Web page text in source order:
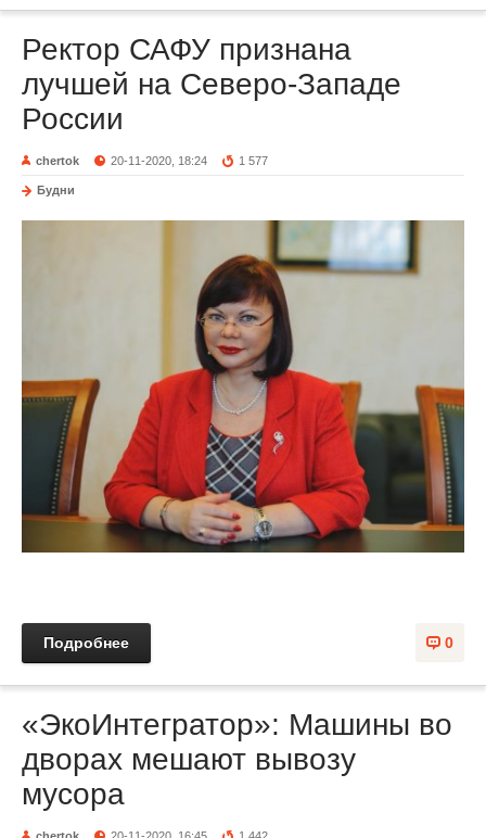
Ректор САФУ признана
лучшей на Северо-Западе
России
chertok 20-11-2020, 18:24 1 577
Будни
0
Подробнее
«ЭкоИнтегратор»: Машины во
дворах мешают вывозу
мусора